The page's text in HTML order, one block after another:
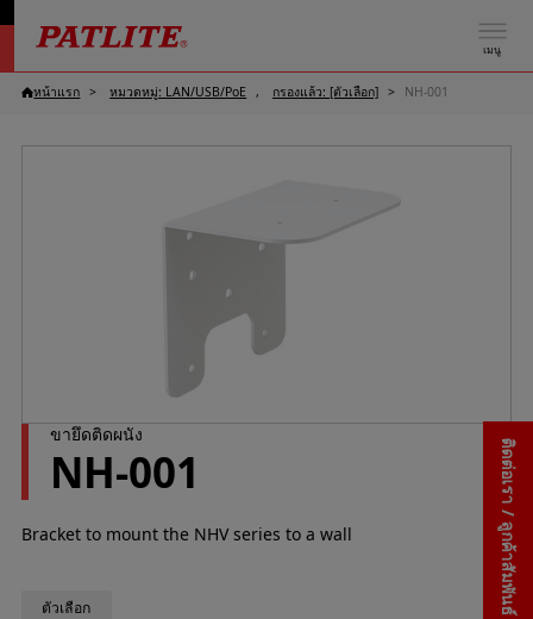
เมนู
ติดต่อเรา / ลูกค้าสัมพันธ์
หน้าแรก หมวดหมู่: LAN/USB/PoE กรองแล้ว: [ตัวเลือก] NH-001
ขายึดติดผนัง
NH-001
Bracket to mount the NHV series to a wall
ตัวเลือก